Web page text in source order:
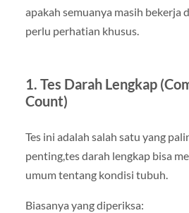
apakah semuanya masih bekerja
perlu perhatian khusus.
1. Tes Darah Lengkap
Count)
Tes ini adalah salah satu yang
penting,tes darah lengkap bisa
umum tentang kondisi tubuh.
Biasanya yang diperiksa: